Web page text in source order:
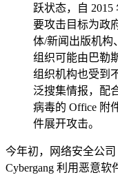
跃状态，自
要攻击目标为政
体/新闻出版机构
组织可能由巴勒
组织机构也受到
泛搜集情报，配
病毒的 Office 附
件展开攻击。
今年初，网络安全公司
Cybergang 利用恶意软